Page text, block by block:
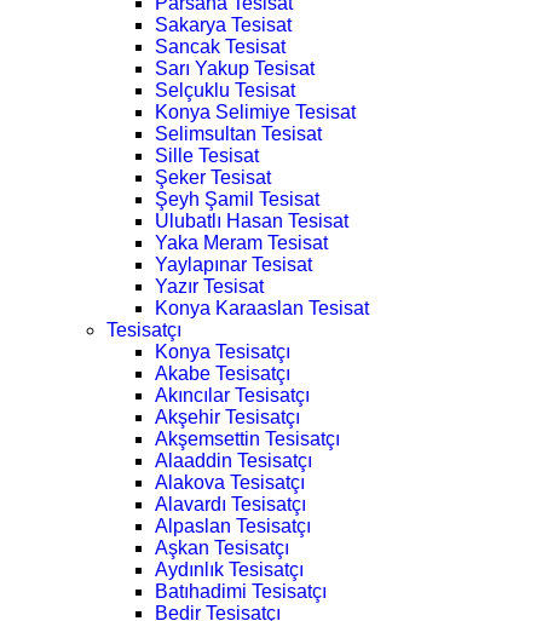
Sakarya Tesisat
Sancak Tesisat
Sarı Yakup Tesisat
Selçuklu Tesisat
Konya Selimiye Tesisat
Selimsultan Tesisat
Sille Tesisat
Şeker Tesisat
Şeyh Şamil Tesisat
Ulubatlı Hasan Tesisat
Yaka Meram Tesisat
Yaylapınar Tesisat
Yazır Tesisat
Konya Karaaslan Tesisat
Tesisatçı
Konya Tesisatçı
Akabe Tesisatçı
Akıncılar Tesisatçı
Akşehir Tesisatçı
Akşemsettin Tesisatçı
Alaaddin Tesisatçı
Alakova Tesisatçı
Alavardı Tesisatçı
Alpaslan Tesisatçı
Aşkan Tesisatçı
Aydınlık Tesisatçı
Batıhadimi Tesisatçı
Bedir Tesisatçı